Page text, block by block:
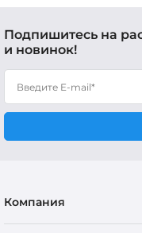
Подпишитесь на
и новинок!
Компания